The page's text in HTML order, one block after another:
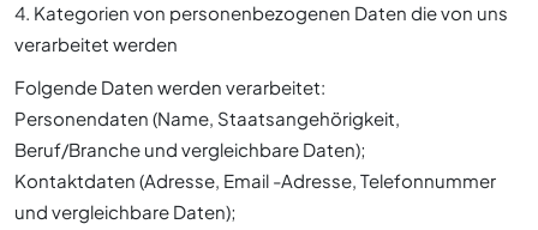
4. Kategorien von personenbezogenen Daten die von uns
verarbeitet werden
Folgende Daten werden verarbeitet:
Personendaten (Name, Staatsangehörigkeit,
Beruf/Branche und vergleichbare Daten);
Kontaktdaten (Adresse, Email -Adresse, Telefonnummer
und vergleichbare Daten);